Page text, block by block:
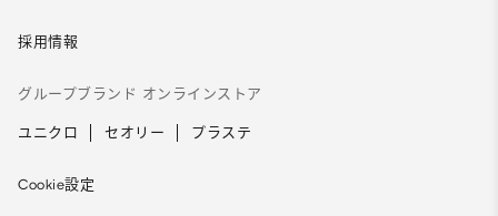
採用情報
グループブランド オンラインストア
ユニクロ セオリー プラステ
Cookie設定